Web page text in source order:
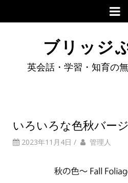
ブリッジ
英会話・学習・知育の
いろいろな色秋バー
2023年11月4日 / 管理人